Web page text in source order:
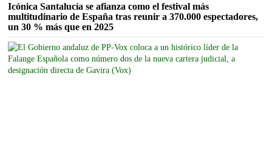
Icónica Santalucía se afianza como el festival más
multitudinario de España tras reunir a 370.000 espectadores,
un 30 % más que en 2025